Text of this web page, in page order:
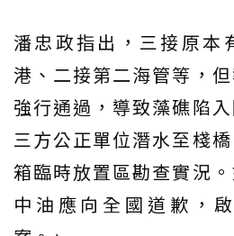
潘忠政指出，三接原本
港、二接第二海管等，
強行通過，導致藻礁陷
三方公正單位潛水至棧
箱臨時放置區勘查實況
中油應向全國道歉，